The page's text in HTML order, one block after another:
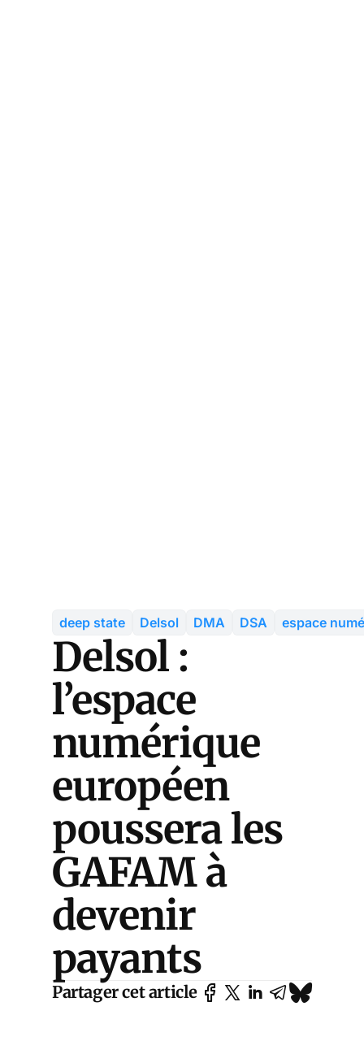
deep state Delsol DMA DSA espace
Delsol :
l’espace
numérique
européen
poussera les
GAFAM à
devenir
payants
Partager cet article